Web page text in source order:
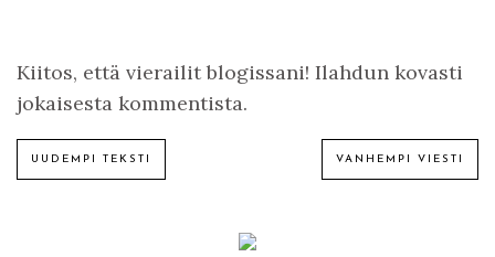
Kiitos, että vierailit blogissani! Ilahdun kovasti
jokaisesta kommentista.
UUDEMPI TEKSTI VANHEMPI VIESTI